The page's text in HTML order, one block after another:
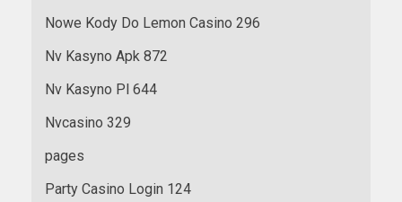
Nowe Kody Do Lemon Casino 296
Nv Kasyno Apk 872
Nv Kasyno Pl 644
Nvcasino 329
pages
Party Casino Login 124